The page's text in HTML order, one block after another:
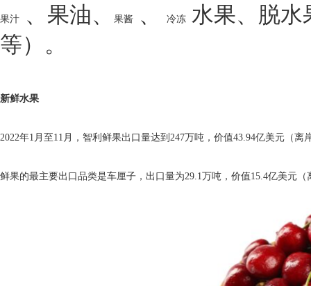
果汁 、果油、 果酱 、 冷冻 水果、脱水
等）。
新鲜水果
2022年1月至11月，智利鲜果出口量达到247万吨，价值43.94亿美元（
鲜果的最主要出口品类是车厘子，出口量为29.1万吨，价值15.4亿美元